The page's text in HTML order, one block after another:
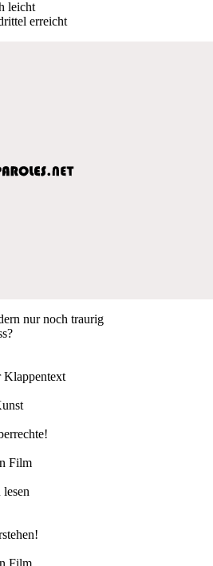
leicht
erreicht
nur noch traurig
Klappentext
Film
Film